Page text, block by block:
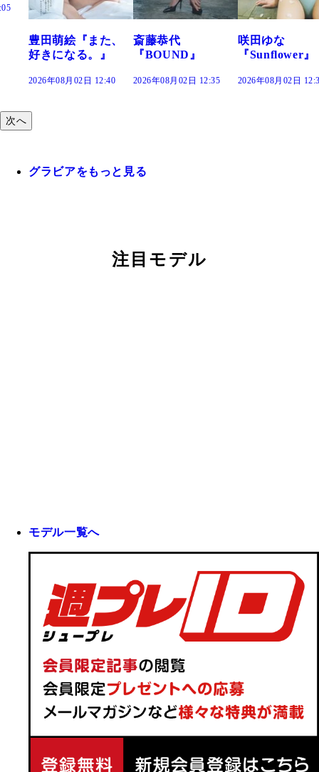
斎藤恭代
『BOUND』
2026年08月02日 12:35
咲田ゆな
『Sunflower』
2026年08月02日 12:30
藤水咲桜『花
だまり』
2026年08月02日
次へ
グラビアをもっと見る
注目モデル
モデル一覧へ